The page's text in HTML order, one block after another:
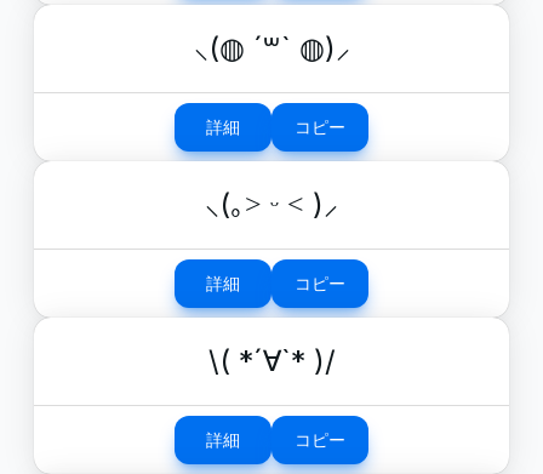
⸜(◍ ´꒳` ◍)⸝
詳細 コピー
⸜(｡˃ ᵕ ˂ )⸝
詳細 コピー
\( *´∀`* )/
詳細 コピー